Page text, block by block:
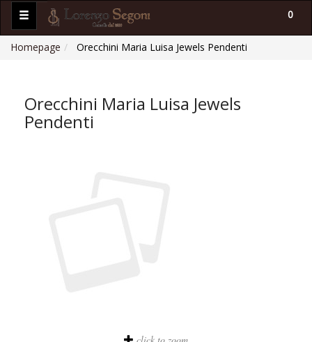
0
Homepage Orecchini Maria Luisa Jewels Pendenti
Orecchini Maria Luisa Jewels
Pendenti